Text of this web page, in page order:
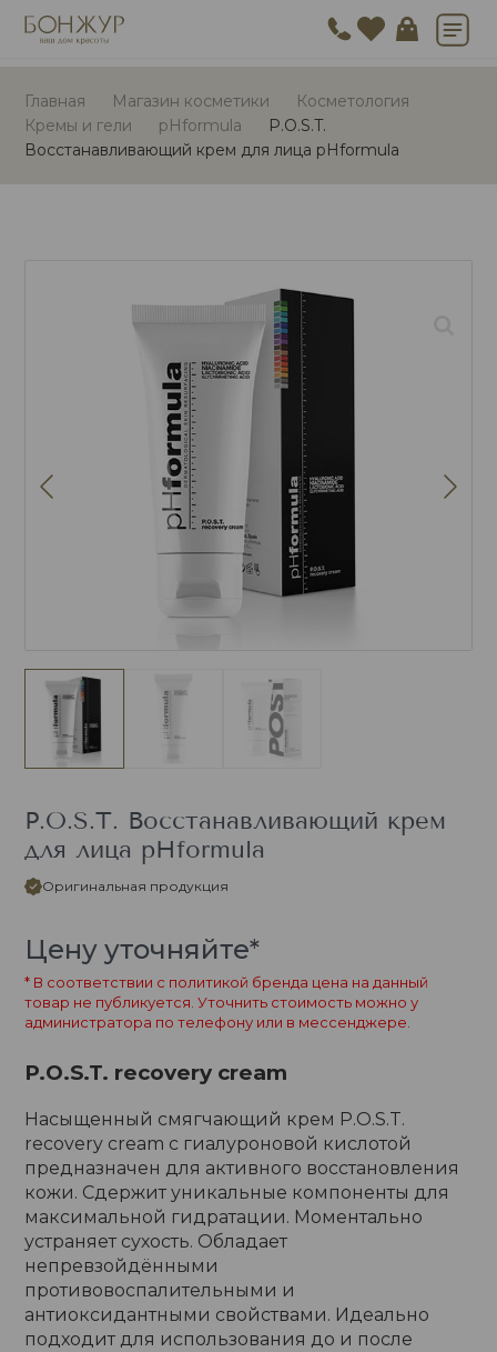
Главная Магазин косметики
Косметология
Кремы и гели
pHformula
P.O.S.T.
Восстанавливающий крем для лица pHformula
P.O.S.T. Восстанавливающий крем
для лица pHformula
Оригинальная продукция
Цену уточняйте*
* В соответствии с политикой бренда цена на данный
товар не публикуется. Уточнить стоимость можно у
администратора по телефону или в мессенджере.
P.O.S.T. recovery cream
Насыщенный смягчающий крем P.O.S.T.
recovery cream с гиалуроновой кислотой
предназначен для активного восстановления
кожи. Сдержит уникальные компоненты для
максимальной гидратации. Моментально
устраняет сухость. Обладает
непревзойдёнными
противовоспалительными и
антиоксидантными свойствами. Идеально
подходит для использования до и после